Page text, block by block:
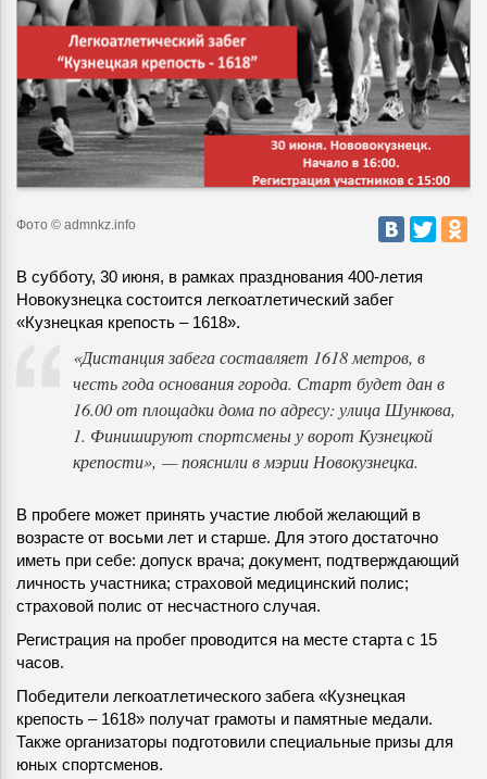
Фото © admnkz.info
В субботу, 30 июня, в рамках празднования 400-летия
Новокузнецка состоится легкоатлетический забег
«Кузнецкая крепость – 1618».
«Дистанция забега составляет 1618 метров, в
честь года основания города. Старт будет дан в
16.00 от площадки дома по адресу: улица Шункова,
1. Финишируют спортсмены у ворот Кузнецкой
крепости», — пояснили в мэрии Новокузнецка.
В пробеге может принять участие любой желающий в
возрасте от восьми лет и старше. Для этого достаточно
иметь при себе: допуск врача; документ, подтверждающий
личность участника; страховой медицинский полис;
страховой полис от несчастного случая.
Регистрация на пробег проводится на месте старта с 15
часов.
Победители легкоатлетического забега «Кузнецкая
крепость – 1618» получат грамоты и памятные медали.
Также организаторы подготовили специальные призы для
юных спортсменов.